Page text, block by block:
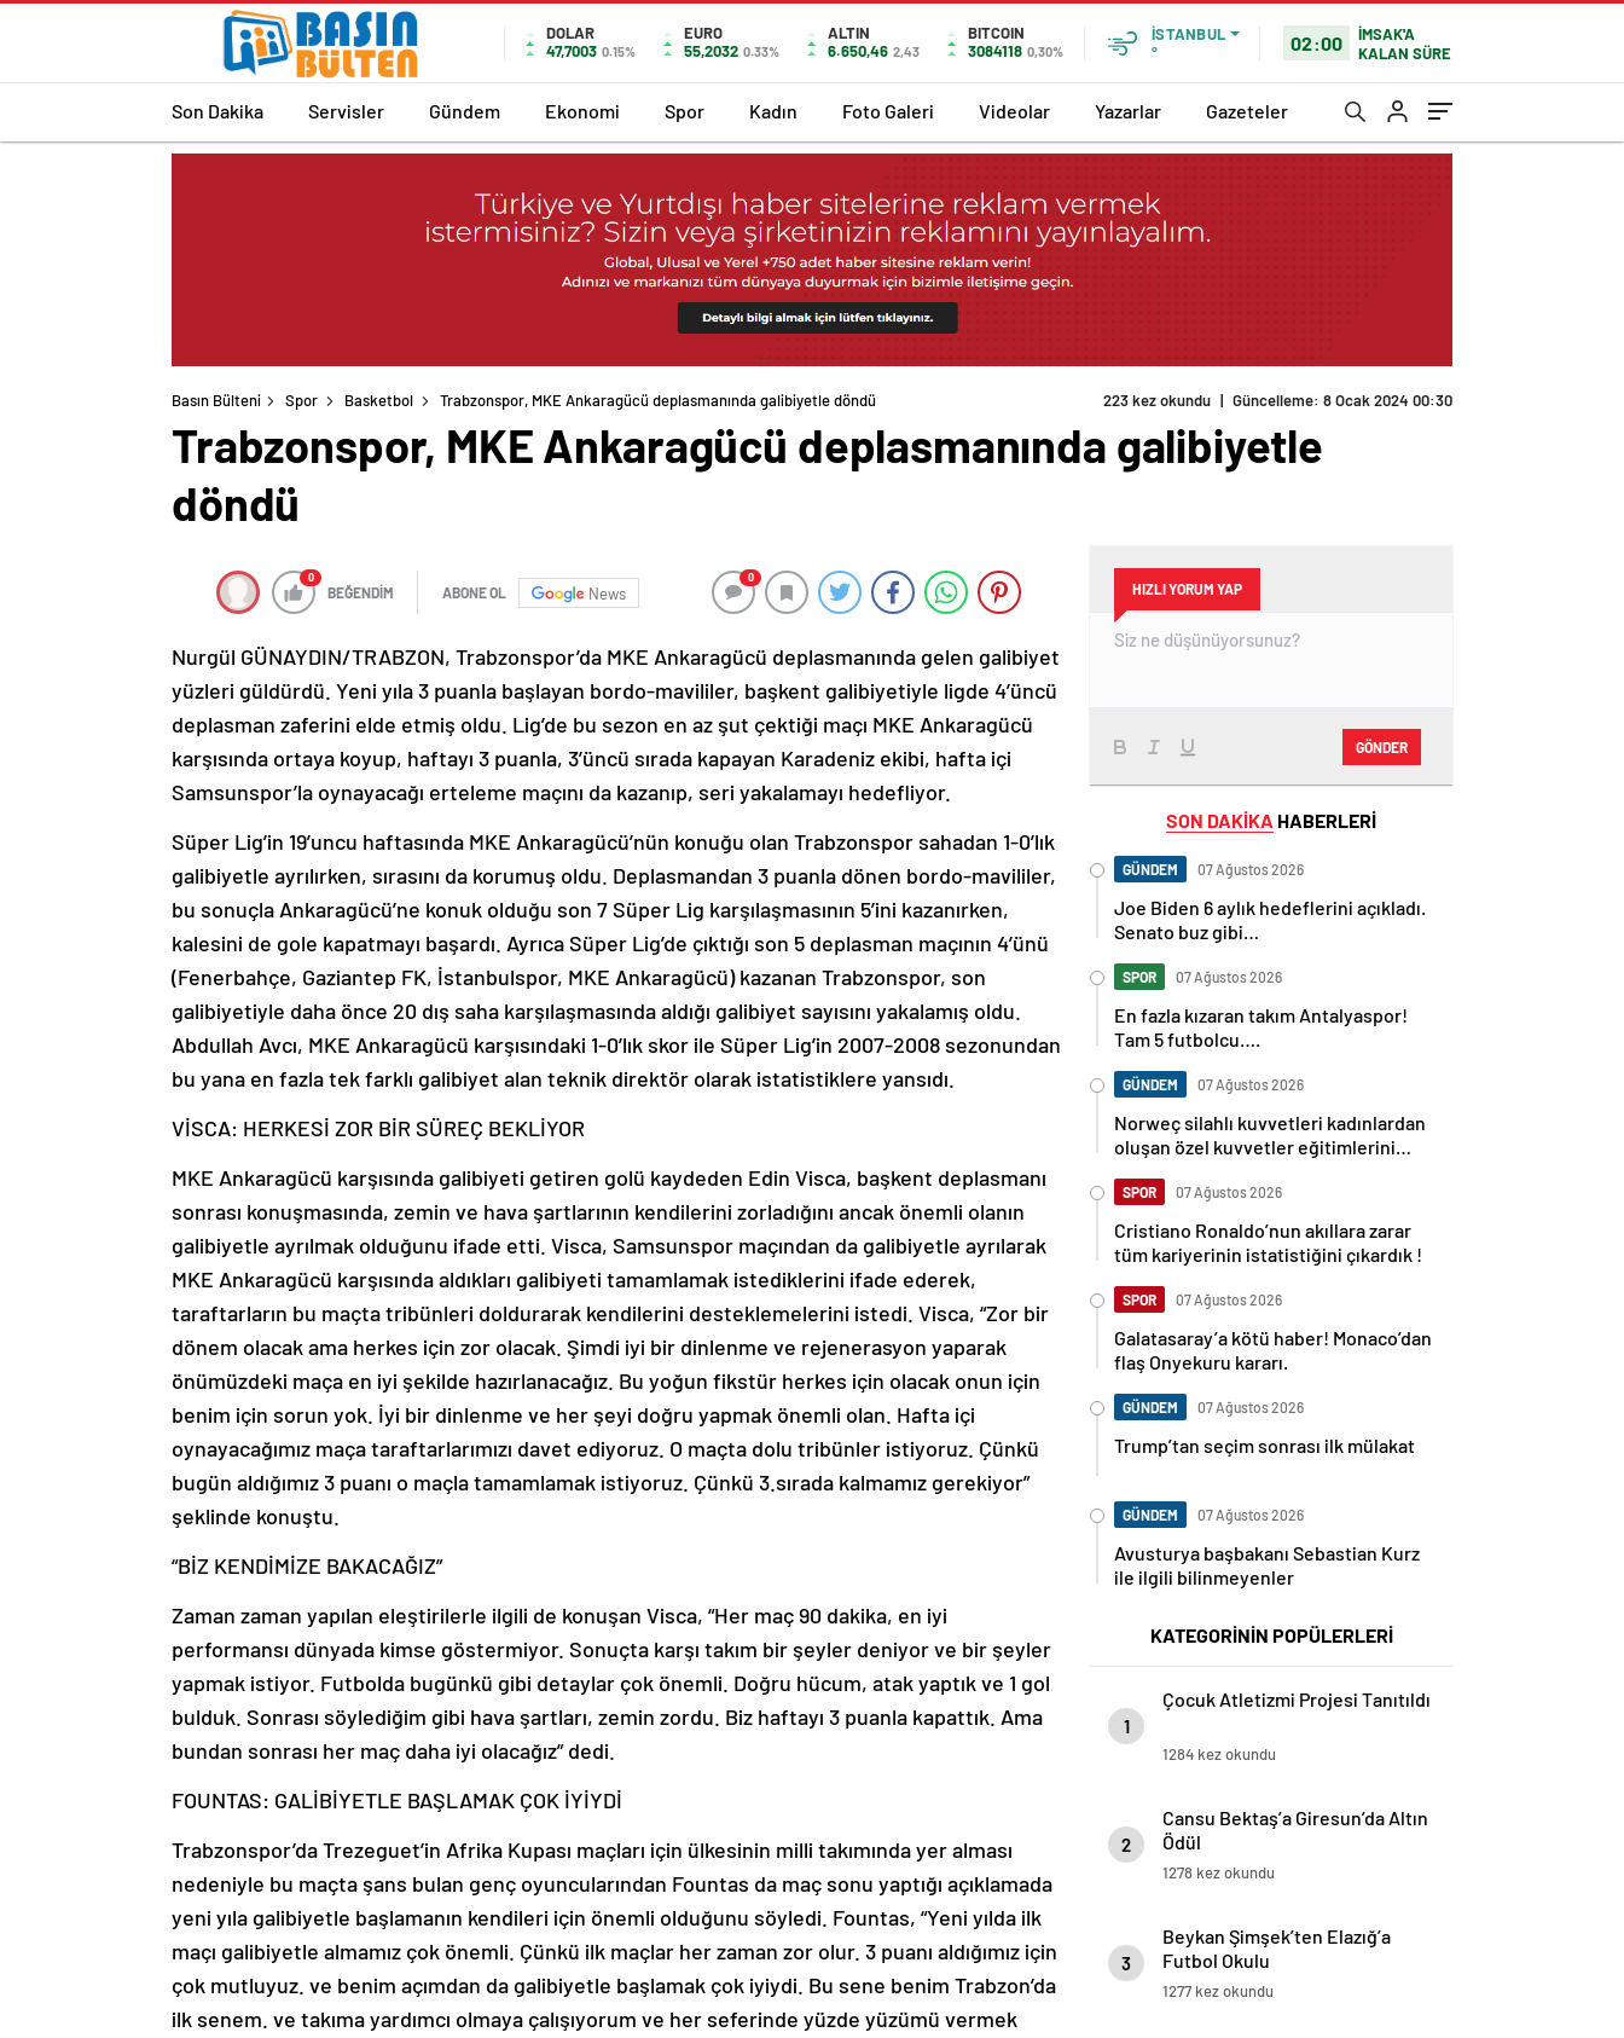
DOLAR
47,7003 0.15%
EURO
55,2032 0.33%
ALTIN
6.650,46 2,43
BITCOIN
3084118 0,30%
İSTANBUL
°
02:00
İMSAK'A
KALAN SÜRE
Son Dakika Servisler Gündem Ekonomi Spor Kadın Foto Galeri Videolar Yazarlar Gazeteler
Basın Bülteni Spor Basketbol Trabzonspor, MKE Ankaragücü deplasmanında galibiyetle döndü 223 kez okundu | Güncelleme: 8 Ocak 2024 00:30
Trabzonspor, MKE Ankaragücü deplasmanında galibiyetle
döndü
0
BEĞENDİM ABONE OL News
0
Nurgül GÜNAYDIN/TRABZON, Trabzonspor’da MKE Ankaragücü deplasmanında gelen galibiyet
yüzleri güldürdü. Yeni yıla 3 puanla başlayan bordo-mavililer, başkent galibiyetiyle ligde 4’üncü
deplasman zaferini elde etmiş oldu. Lig’de bu sezon en az şut çektiği maçı MKE Ankaragücü
karşısında ortaya koyup, haftayı 3 puanla, 3’üncü sırada kapayan Karadeniz ekibi, hafta içi
Samsunspor’la oynayacağı erteleme maçını da kazanıp, seri yakalamayı hedefliyor.
Süper Lig’in 19’uncu haftasında MKE Ankaragücü’nün konuğu olan Trabzonspor sahadan 1-0’lık
galibiyetle ayrılırken, sırasını da korumuş oldu. Deplasmandan 3 puanla dönen bordo-mavililer,
bu sonuçla Ankaragücü’ne konuk olduğu son 7 Süper Lig karşılaşmasının 5’ini kazanırken,
kalesini de gole kapatmayı başardı. Ayrıca Süper Lig’de çıktığı son 5 deplasman maçının 4’ünü
(Fenerbahçe, Gaziantep FK, İstanbulspor, MKE Ankaragücü) kazanan Trabzonspor, son
galibiyetiyle daha önce 20 dış saha karşılaşmasında aldığı galibiyet sayısını yakalamış oldu.
Abdullah Avcı, MKE Ankaragücü karşısındaki 1-0’lık skor ile Süper Lig’in 2007-2008 sezonundan
bu yana en fazla tek farklı galibiyet alan teknik direktör olarak istatistiklere yansıdı.
VİSCA: HERKESİ ZOR BİR SÜREÇ BEKLİYOR
MKE Ankaragücü karşısında galibiyeti getiren golü kaydeden Edin Visca, başkent deplasmanı
sonrası konuşmasında, zemin ve hava şartlarının kendilerini zorladığını ancak önemli olanın
galibiyetle ayrılmak olduğunu ifade etti. Visca, Samsunspor maçından da galibiyetle ayrılarak
MKE Ankaragücü karşısında aldıkları galibiyeti tamamlamak istediklerini ifade ederek,
taraftarların bu maçta tribünleri doldurarak kendilerini desteklemelerini istedi. Visca, “Zor bir
dönem olacak ama herkes için zor olacak. Şimdi iyi bir dinlenme ve rejenerasyon yaparak
önümüzdeki maça en iyi şekilde hazırlanacağız. Bu yoğun fikstür herkes için olacak onun için
benim için sorun yok. İyi bir dinlenme ve her şeyi doğru yapmak önemli olan. Hafta içi
oynayacağımız maça taraftarlarımızı davet ediyoruz. O maçta dolu tribünler istiyoruz. Çünkü
bugün aldığımız 3 puanı o maçla tamamlamak istiyoruz. Çünkü 3.sırada kalmamız gerekiyor”
şeklinde konuştu.
“BİZ KENDİMİZE BAKACAĞIZ”
Zaman zaman yapılan eleştirilerle ilgili de konuşan Visca, “Her maç 90 dakika, en iyi
performansı dünyada kimse göstermiyor. Sonuçta karşı takım bir şeyler deniyor ve bir şeyler
yapmak istiyor. Futbolda bugünkü gibi detaylar çok önemli. Doğru hücum, atak yaptık ve 1 gol
bulduk. Sonrası söylediğim gibi hava şartları, zemin zordu. Biz haftayı 3 puanla kapattık. Ama
bundan sonrası her maç daha iyi olacağız” dedi.
FOUNTAS: GALİBİYETLE BAŞLAMAK ÇOK İYİYDİ
Trabzonspor’da Trezeguet’in Afrika Kupası maçları için ülkesinin milli takımında yer alması
nedeniyle bu maçta şans bulan genç oyuncularından Fountas da maç sonu yaptığı açıklamada
yeni yıla galibiyetle başlamanın kendileri için önemli olduğunu söyledi. Fountas, “Yeni yılda ilk
maçı galibiyetle almamız çok önemli. Çünkü ilk maçlar her zaman zor olur. 3 puanı aldığımız için
çok mutluyuz. ve benim açımdan da galibiyetle başlamak çok iyiydi. Bu sene benim Trabzon’da
ilk senem. ve takıma yardımcı olmaya çalışıyorum ve her seferinde yüzde yüzümü vermek
HIZLI YORUM YAP
GÖNDER
SON DAKİKA HABERLERİ
GÜNDEM 07 Ağustos 2026
Joe Biden 6 aylık hedeflerini açıkladı.
Senato buz gibi…
SPOR 07 Ağustos 2026
En fazla kızaran takım Antalyaspor!
Tam 5 futbolcu….
GÜNDEM 07 Ağustos 2026
Norweç silahlı kuvvetleri kadınlardan
oluşan özel kuvvetler eğitimlerini
SPOR 07 Ağustos 2026
Cristiano Ronaldo’nun akıllara zarar
tüm kariyerinin istatistiğini çıkardık !
SPOR 07 Ağustos 2026
Galatasaray’a kötü haber! Monaco’dan
flaş Onyekuru kararı.
GÜNDEM 07 Ağustos 2026
Trump’tan seçim sonrası ilk mülakat
GÜNDEM 07 Ağustos 2026
Avusturya başbakanı Sebastian Kurz
ile ilgili bilinmeyenler
KATEGORİNİN POPÜLERLERİ
1
Çocuk Atletizmi Projesi Tanıtıldı
1284 kez okundu
2
Cansu Bektaş’a Giresun’da Altın
Ödül
1278 kez okundu
3
Beykan Şimşek’ten Elazığ’a
Futbol Okulu
1277 kez okundu